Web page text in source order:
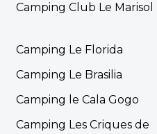
Camping Club Le Marisol
Camping Le Florida
Camping Le Brasilia
Camping le Cala Gogo
Camping Les Criques de